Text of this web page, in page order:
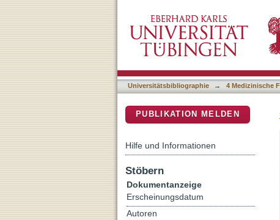
Improvement of
stimulation (tDCS)
Universitätsbibliographie → 4 Medizinische
PUBLIKATION MELDEN
Hilfe und Informationen
Stöbern
Dokumentanzeige
Erscheinungsdatum
Autoren